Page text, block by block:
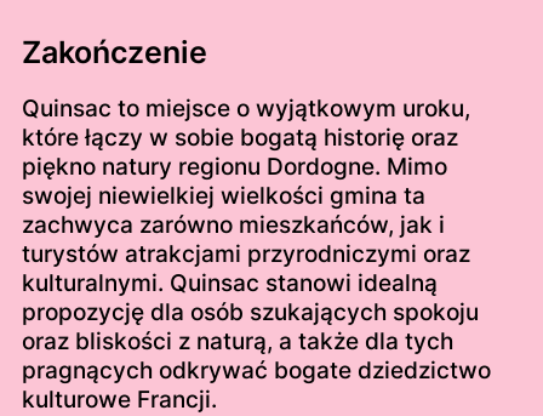
Zakończenie
Quinsac to miejsce o wyjątkowym uroku,
które łączy w sobie bogatą historię oraz
piękno natury regionu Dordogne. Mimo
swojej niewielkiej wielkości gmina ta
zachwyca zarówno mieszkańców, jak i
turystów atrakcjami przyrodniczymi oraz
kulturalnymi. Quinsac stanowi idealną
propozycję dla osób szukających spokoju
oraz bliskości z naturą, a także dla tych
pragnących odkrywać bogate dziedzictwo
kulturowe Francji.